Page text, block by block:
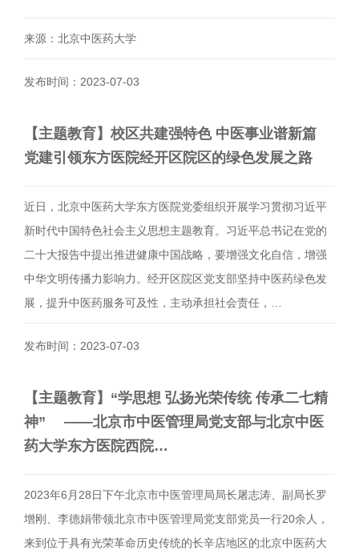
来源：北京中医药大学
发布时间：2023-07-03
【主题教育】校区共建强特色 中医事业谱新篇
党建引领东方医院经开区院区的绿色发展之路
近日，北京中医药大学东方医院党委组织开展学习贯彻习近平
新时代中国特色社会主义思想主题教育。习近平总书记在党的
二十大报告中提出推进健康中国战略，要增强文化自信，增强
中华文明传播力影响力。经开区院区党支部坚持中医药绿色发
展，提升中医药服务可及性，主动承担社会责任，…
发布时间：2023-07-03
【主题教育】“学思想 弘扬光荣传统 传承二七精
神” ——北京市中医管理局党支部与北京中医
药大学东方医院西院…
2023年6月28日下午北京市中医管理局局长屠志涛、副局长罗
增刚、李德娟带领北京市中医管理局党支部党员一行20余人，
来到位于具有光荣革命历史传统的长辛店地区的北京中医药大